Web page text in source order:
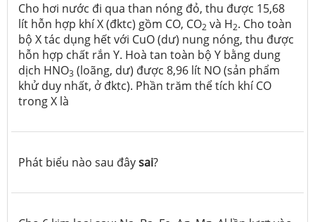
Cho hơi nước đi qua than nóng đỏ, thu được 15,68
lít hỗn hợp khí X (đktc) gồm CO, CO2 và H2. Cho toàn
bộ X tác dụng hết với CuO (dư) nung nóng, thu được
hỗn hợp chất rắn Y. Hoà tan toàn bộ Y bằng dung
dịch HNO3 (loãng, dư) được 8,96 lít NO (sản phẩm
khử duy nhất, ở đktc). Phần trăm thể tích khí CO
trong X là
Phát biểu nào sau đâysai?